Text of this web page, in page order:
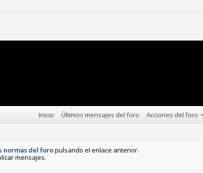
Inicio Últimos mensajes del foro Acciones del foro
normas del foropulsando el enlace anterior.
mensajes.